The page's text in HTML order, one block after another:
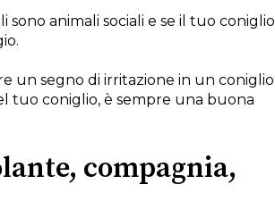
sono animali sociali e se il tuo coniglio
un segno di irritazione in un coniglio
tuo coniglio, è sempre una buona
compagnia,